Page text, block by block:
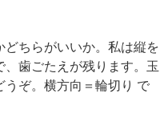
ちらがいいか。私は縦を
歯ごたえが残ります。玉
うぞ。横方向＝輪切り で